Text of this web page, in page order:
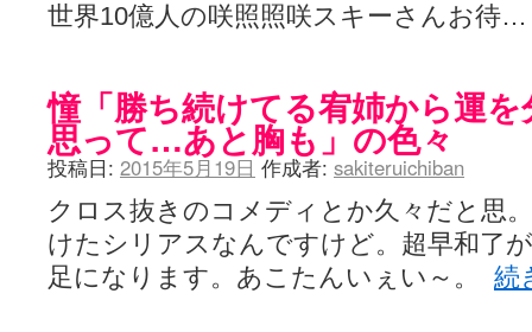
世界10億人の咲照照咲スキーさんお待
憧「勝ち続けてる宥姉から運
思って…あと胸も」の色々
投稿日: 2015年5月19日 作成者: sakiteruichiban
クロス抜きのコメディとか久々だと思
けたシリアスなんですけど。超早和了
足になります。あこたんいぇい～。 続